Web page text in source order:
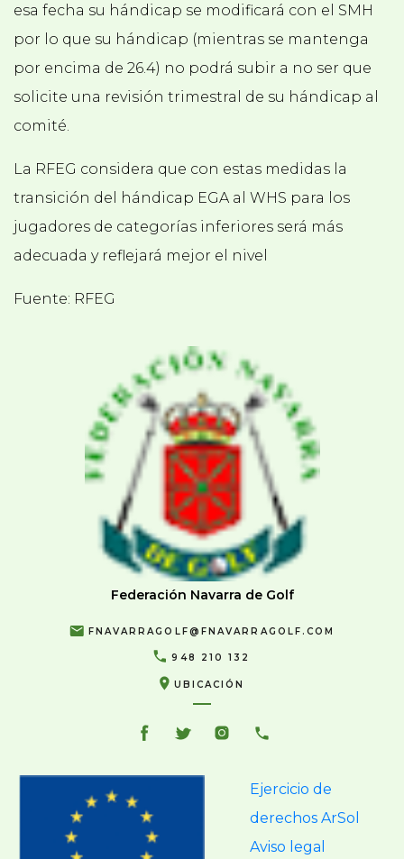
esa fecha su hándicap se modificará con el SMH
por lo que su hándicap (mientras se mantenga
por encima de 26.4) no podrá subir a no ser que
solicite una revisión trimestral de su hándicap al
comité.
La RFEG considera que con estas medidas la
transición del hándicap EGA al WHS para los
jugadores de categorías inferiores será más
adecuada y reflejará mejor el nivel
Fuente: RFEG
Federación Navarra de Golf
FNAVARRAGOLF@FNAVARRAGOLF.COM
948 210 132
UBICACIÓN
Ejercicio de
derechos ArSol
Aviso legal